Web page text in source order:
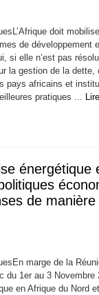
doit
de développement
si elle n’est pas
la gestion de la dette,
pays africains et
pratiques ...
énergétique
de
marge de la
du 1er au 3
en Afrique du Nord